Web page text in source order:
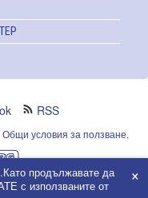
RSS
Общи условия за ползване.
Ltd.
ООД.
продължавате да
с използваните от
×